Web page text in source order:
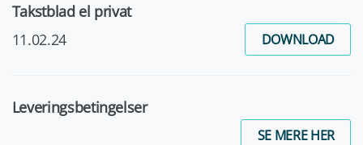
Takstblad el privat
11.02.24
DOWNLOAD
Leveringsbetingelser
SE MERE HER